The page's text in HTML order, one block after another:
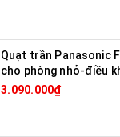
Quạt trần Panasonic
cho phòng nhỏ-điều
3.090.000₫